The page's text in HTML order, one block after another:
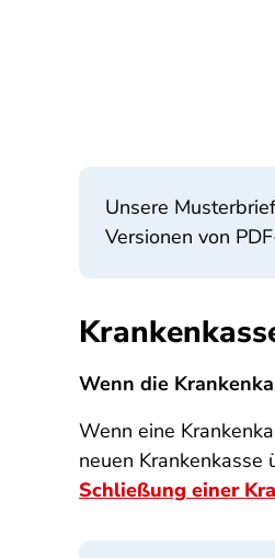
Unsere
Versionen von
Wenn die
Wenn eine
neuen Krankenkasse
Schließung einer